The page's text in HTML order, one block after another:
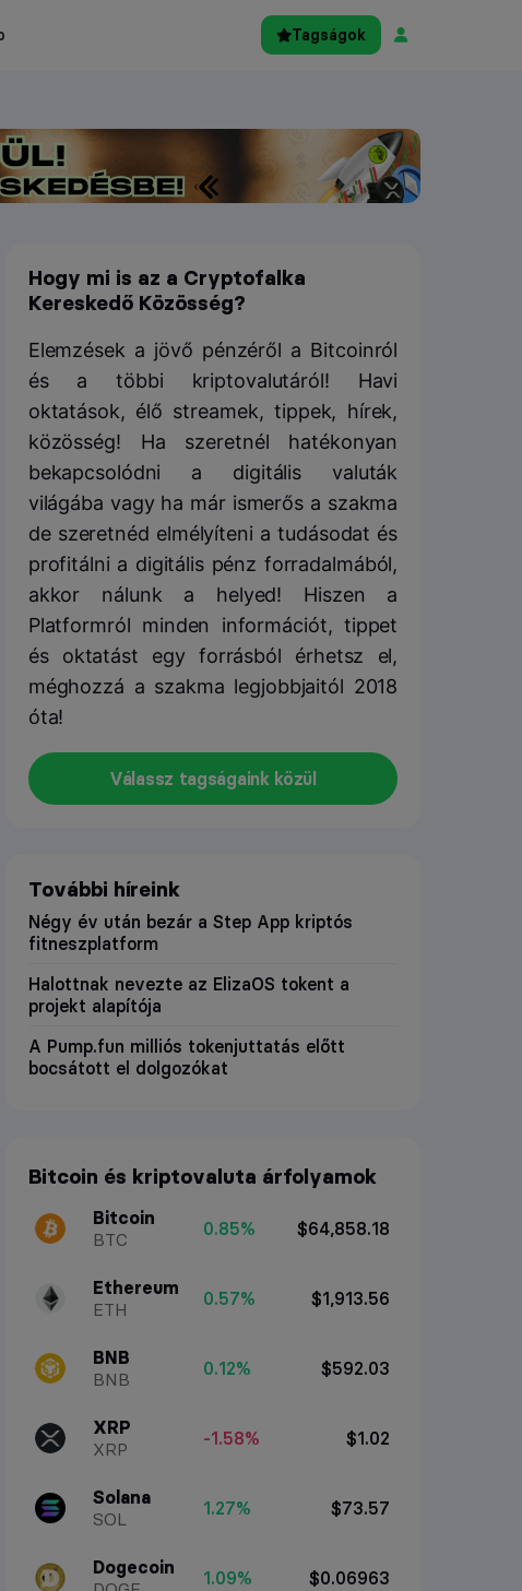
Tagságok
Hogy mi is az a Cryptofalka
Kereskedő Közösség?
Elemzések a jövő pénzéről a Bitcoinról
és a többi kriptovalutáról! Havi
oktatások, élő streamek, tippek, hírek,
közösség! Ha szeretnél hatékonyan
bekapcsolódni a digitális valuták
világába vagy ha már ismerős a szakma
de szeretnéd elmélyíteni a tudásodat és
profitálni a digitális pénz forradalmából,
akkor nálunk a helyed! Hiszen a
Platformról minden információt, tippet
és oktatást egy forrásból érhetsz el,
méghozzá a szakma legjobbjaitól 2018
óta!
Válassz tagságaink közül
További híreink
Négy év után bezár a Step App kriptós
fitneszplatform
Halottnak nevezte az ElizaOS tokent a
projekt alapítója
A Pump.fun milliós tokenjuttatás előtt
bocsátott el dolgozókat
Bitcoin és kriptovaluta árfolyamok
Bitcoin
BTC
0.85% $64,858.18
Ethereum
ETH
0.57% $1,913.56
BNB
BNB
0.12% $592.03
XRP
XRP
-1.58% $1.02
Solana
SOL
1.27% $73.57
Dogecoin
1.09% $0.06963